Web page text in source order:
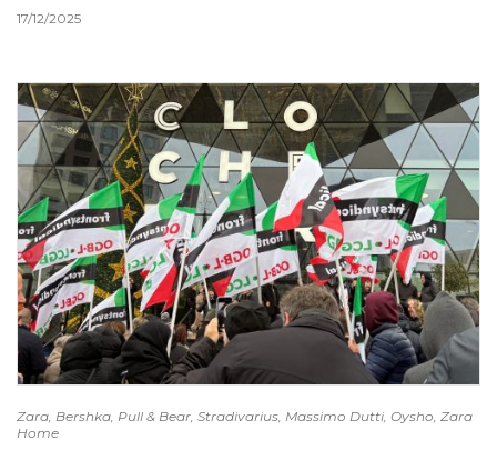
17/12/2025
Zara, Bershka, Pull & Bear, Stradivarius, Massimo Dutti, Oysho, Zara
Home